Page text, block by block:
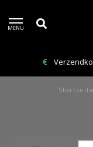
MENU
Startseite